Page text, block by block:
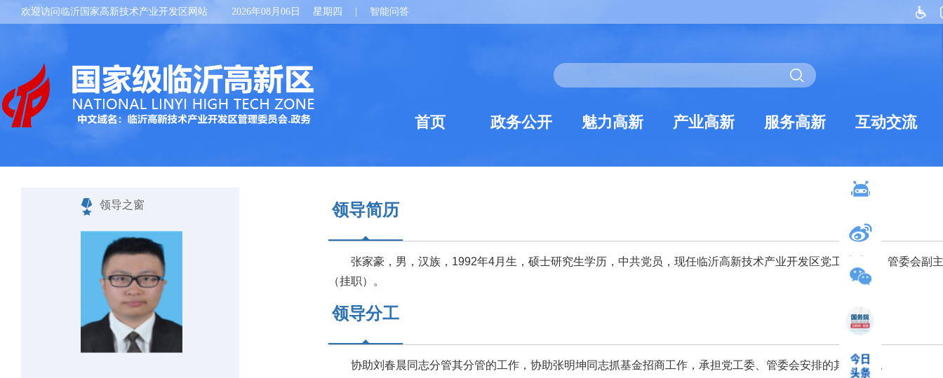
欢迎访问临沂国家高新技术产业开发区网站 2026年08月06日 星期四 智能问答
首页 政务公开 魅力高新 产业高新 服务高新 互动交流
领导之窗 领导简历
张家豪，男，汉族，1992年4月生，硕士研究生学历，中共党员，现任临沂高新技术产业开发区党工委委员、管委会副
（挂职）。
领导分工
协助刘春晨同志分管其分管的工作，协助张明坤同志抓基金招商工作，承担党工委、管委会安排的其他工作。